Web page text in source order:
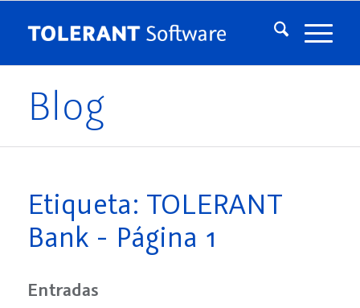
Blog
Etiqueta: TOLERANT
Bank - Página 1
Entradas